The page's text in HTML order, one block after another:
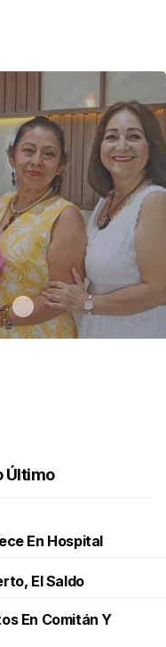
Último
En Hospital
El Saldo
En Comitán Y